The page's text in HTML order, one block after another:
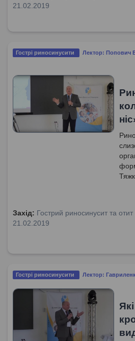
21.02.2019
Гострі риносинусити Лектор: Попович
Захід: Гострий риносинусит та
21.02.2019
Гострі риносинусити Лектор: